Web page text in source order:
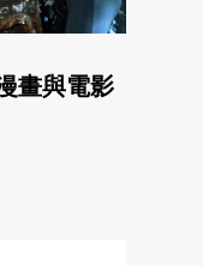
畫與電影